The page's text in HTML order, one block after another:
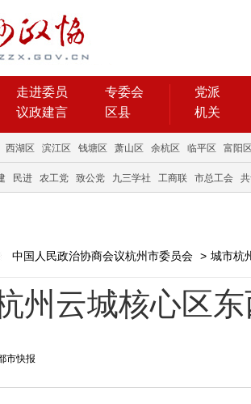
走进委员
专委会
议政建言 区县
党派
机关
西湖区 滨江区 钱塘区 萧山区 余杭区 临平区 富阳
民进 农工党 致公党 九三学社 工商联 市总工会
中国人民政治协商会议杭州市委员会 > 城市杭
州云城核心区
市快报